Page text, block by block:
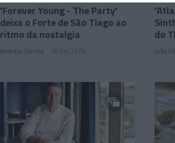
'Forever Young - The Party'
deixa o Forte de São Tiago ao
ritmo da nostalgia
Andreia Correia 30 Jun 21:54
do
João